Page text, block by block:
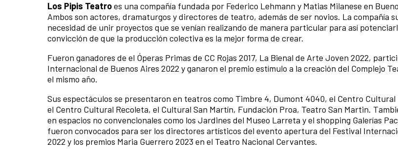
Los Pipis Teatroes una compañía fundada por Federico Lehmann y Matias Milanese en
Ambos son actores, dramaturgos y directores de teatro, además de ser novios. La compañía
necesidad de unir proyectos que se venían realizando de manera particular para así
convicción de que la producción colectiva es la mejor forma de crear.
Fueron ganadores de el Óperas Primas de CC Rojas 2017, La Bienal de Arte Joven 2022,
Internacional de Buenos Aires 2022 y ganaron el premio estímulo a la creación del Complejo
el mismo año.
Sus espectáculos se presentaron en teatros como Timbre 4, Dumont 4040, el Centro Cultural
el Centro Cultural Recoleta, el Cultural San Martín, Fundación Proa, Teatro San Martin.
en espacios no convencionales como los Jardines del Museo Larreta y el shopping Galerías
fueron convocados para ser los directores artísticos del evento apertura del Festival
2022 y los premios Maria Guerrero 2023 en el Teatro Nacional Cervantes.